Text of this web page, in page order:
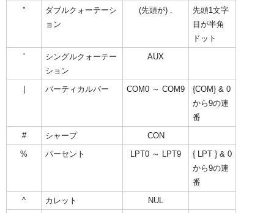
"
ダブルクォーテーシ
ョン
(先頭が) .
先頭1文字
目が半角
ドット
'
シングルクォーテー
ション
AUX
バーティカルバー COM0 ～ COM9
{COM} & 0
から9の連
番
#
シャープ
CON
%
パーセント LPT0 ～ LPT9
{ LPT } & 0
から9の連
番
^
カレット NUL